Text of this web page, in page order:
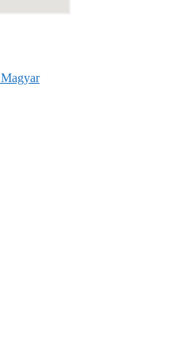
Magyar